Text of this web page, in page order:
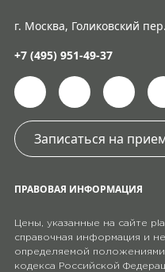
г. Москва, Голиковский
+7 (495) 951-49-37
Записаться на
ПРАВОВАЯ ИНФОРМАЦИЯ
Цены, указанные на сайте
справочная информация и
определяемой
кодекса Российской